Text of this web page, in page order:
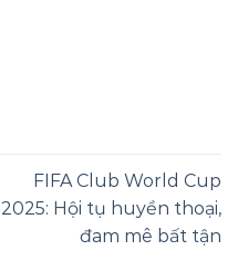
FIFA Club World Cup
2025: Hội tụ huyền thoại,
đam mê bất tận